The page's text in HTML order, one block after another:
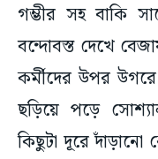
গম্ভীর সহ বাকি
বন্দোবস্ত দেখে
কর্মীদের উপর
ছড়িয়ে পড়ে
কিছুটা দূরে